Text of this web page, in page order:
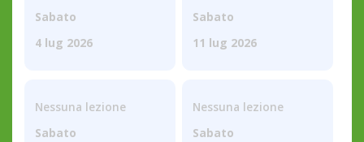
Sabato
4 lug 2026
Sabato
11 lug 2026
Nessuna lezione
Sabato
Nessuna lezione
Sabato